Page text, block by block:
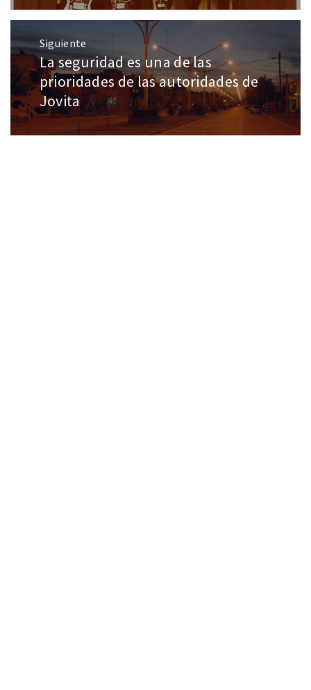
Siguiente
La seguridad es una de las
prioridades de las autoridades de
Jovita